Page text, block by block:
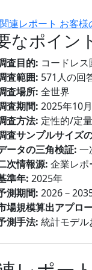
関連レポート お客様
なポイン
査目的: コードレ
査範囲: 571人の回
査場所: 全世界
査期間: 2025年10
査方法: 定性的/定
査サンプルサイズ
ータの三角検証: 一
次情報源: 企業レポ
準年: 2025年
測期間: 2026－
場規模算出アプロ
測手法: 統計モデ